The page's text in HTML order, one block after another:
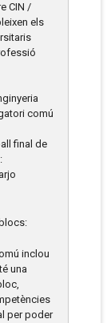
CIN /
els
comú
final de
inclou
una
per poder